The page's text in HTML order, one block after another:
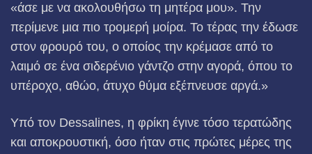
«άσε με να ακολουθήσω τη μητέρα μου». Την
περίμενε μια πιο τρομερή μοίρα. Το τέρας την έδωσε
στον φρουρό του, ο οποίος την κρέμασε από το
λαιμό σε ένα σιδερένιο γάντζο στην αγορά, όπου το
υπέροχο, αθώο, άτυχο θύμα εξέπνευσε αργά.»
Υπό τον Dessalines, η φρίκη έγινε τόσο τερατώδης
και αποκρουστική, όσο ήταν στις πρώτες μέρες της